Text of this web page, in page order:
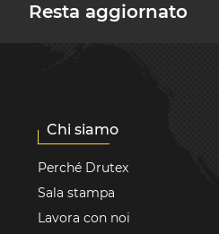
Resta aggiornato
Chi siamo
Perché Drutex
Sala stampa
Lavora con noi